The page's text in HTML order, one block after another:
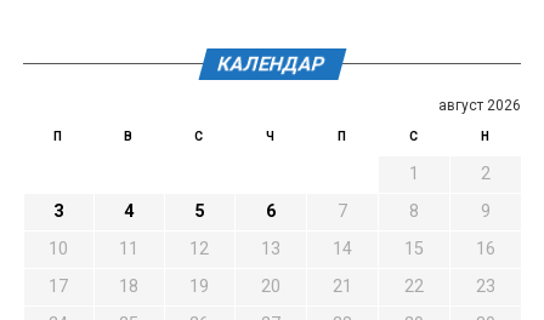
КАЛЕНДАР
август 2026
П В С Ч П С Н
1
2
3
4 5 6 7 8
9
10
11 12 13 14 15
16
17
18 19 20 21 22
23